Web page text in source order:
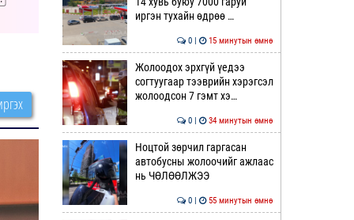
иргэн тухайн өдрөө …
0 | 15 минутын өмнө
Жолоодох эрхгүй үедээ
согтуугаар тээврийн хэрэгсэл
жолоодсон 7 гэмт хэ…
0 | 34 минутын өмнө
Ноцтой зөрчил гаргасан
автобусны жолоочийг ажлаас
нь ЧӨЛӨӨЛЖЭЭ
0 | 55 минутын өмнө